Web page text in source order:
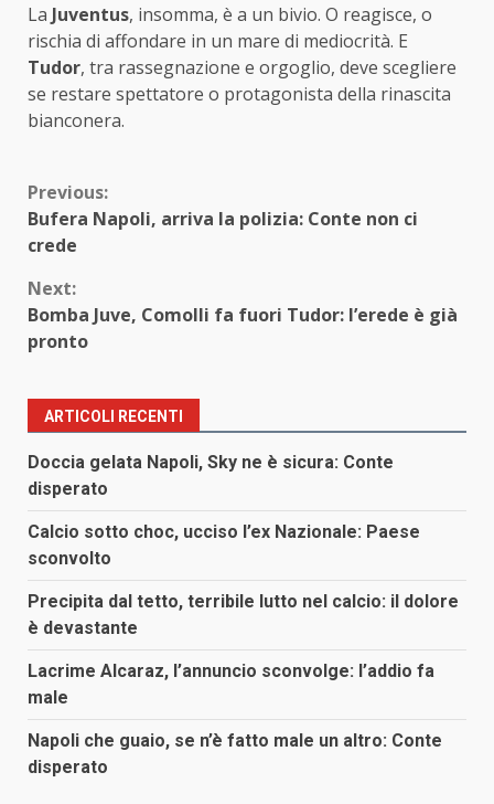
La Juventus, insomma, è a un bivio. O reagisce, o
rischia di affondare in un mare di mediocrità. E
Tudor, tra rassegnazione e orgoglio, deve scegliere
se restare spettatore o protagonista della rinascita
bianconera.
Continue
Reading
Previous:
Bufera Napoli, arriva la polizia: Conte non ci
crede
Next:
Bomba Juve, Comolli fa fuori Tudor: l’erede è già
pronto
ARTICOLI RECENTI
Doccia gelata Napoli, Sky ne è sicura: Conte
disperato
Calcio sotto choc, ucciso l’ex Nazionale: Paese
sconvolto
Precipita dal tetto, terribile lutto nel calcio: il dolore
è devastante
Lacrime Alcaraz, l’annuncio sconvolge: l’addio fa
male
Napoli che guaio, se n’è fatto male un altro: Conte
disperato